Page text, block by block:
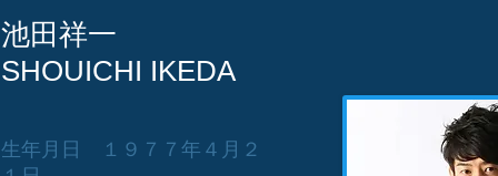
池田祥一
SHOUICHI IKEDA
生年月日 １９７７年４月２